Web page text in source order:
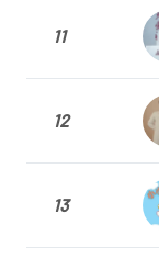
11
12
13